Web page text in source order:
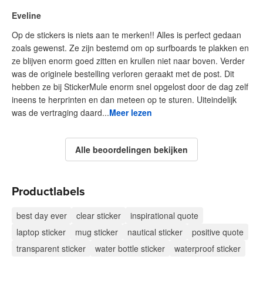
Eveline
Op de stickers is niets aan te merken!! Alles is perfect gedaan
zoals gewenst. Ze zijn bestemd om op surfboards te plakken en
ze blijven enorm goed zitten en krullen niet naar boven. Verder
was de originele bestelling verloren geraakt met de post. Dit
hebben ze bij StickerMule enorm snel opgelost door de dag zelf
ineens te herprinten en dan meteen op te sturen. Uiteindelijk
was de vertraging daard...Meer lezen
Alle beoordelingen bekijken
Productlabels
best day ever clear sticker
inspirational quote
laptop sticker
mug sticker nautical sticker
positive quote
transparent sticker
water bottle sticker waterproof sticker